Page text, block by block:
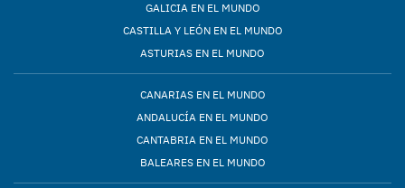
GALICIA EN EL MUNDO
CASTILLA Y LEÓN EN EL MUNDO
ASTURIAS EN EL MUNDO
CANARIAS EN EL MUNDO
ANDALUCÍA EN EL MUNDO
CANTABRIA EN EL MUNDO
BALEARES EN EL MUNDO